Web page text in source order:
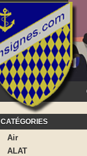
CATÉGORIES
Air
ALAT